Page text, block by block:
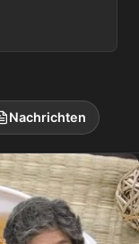
Nachrichten